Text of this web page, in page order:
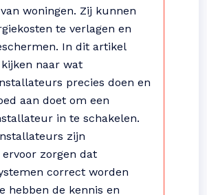
woningen. Zij kunnen
te verlagen en
In dit artikel
naar wat
precies doen en
aan doet om een
in te schakelen.
zijn
zorgen dat
correct worden
hebben de kennis en